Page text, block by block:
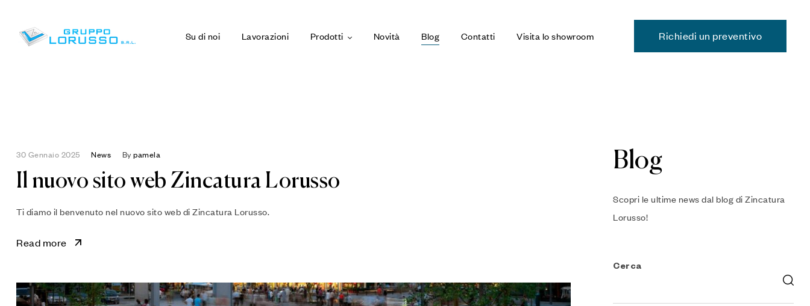
Su di noi Lavorazioni Prodotti Novità Blog Contatti Visita lo showroom Richiedi un preventivo
30 Gennaio 2025 News Bypamela
Il nuovo sito web Zincatura Lorusso
Ti diamo il benvenuto nel nuovo sito web di Zincatura Lorusso.
Read more
Blog
Scopri le ultime news dal blog di Zincatura
Lorusso!
Cerca